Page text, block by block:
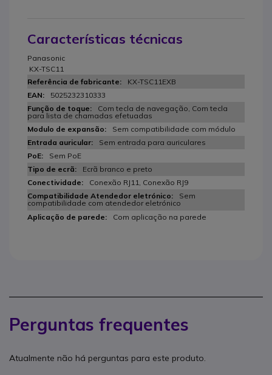
Características técnicas
Panasonic
KX-TSC11
KX-TSC11EXB
5025232310333
Com tecla de navegação, Com tecla
para lista de chamadas efetuadas
Sem compatibilidade com módulo
Sem entrada para auriculares
Sem PoE
Ecrã branco e preto
Conexão RJ11, Conexão RJ9
Sem
compatibilidade com atendedor eletrónico
Com aplicação na parede
Perguntas frequentes
Atualmente não há perguntas para este produto.